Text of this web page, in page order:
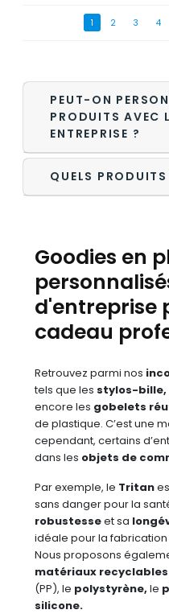
1 2 3 4
PEUT-ON
PRODUITS AVEC
ENTREPRISE ?
QUELS
Goodies en
d'entreprise
cadeau
Retrouvez parmi nos
tels que les stylos-bille,
encore les gobelets
de plastique. C’est une
cependant, certains
dans les objets de
Par exemple, le Tritan
sans danger pour la
robustesseet sa
idéale pour la
Nous proposons
matériaux
(PP), le polystyrène, le
silicone.